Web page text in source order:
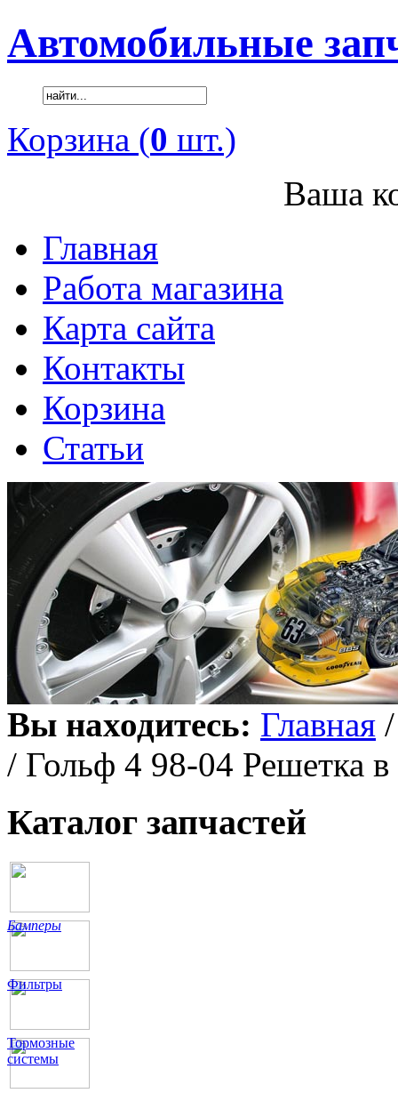
Автомобильные
Корзина (0 шт.)
Ваша
Главная
Работа магазина
Карта сайта
Контакты
Корзина
Статьи
Вы находитесь: Главная
/ Гольф 4 98-04 Решетка
Каталог запчастей
Бамперы
Фильтры
Тормозные
системы